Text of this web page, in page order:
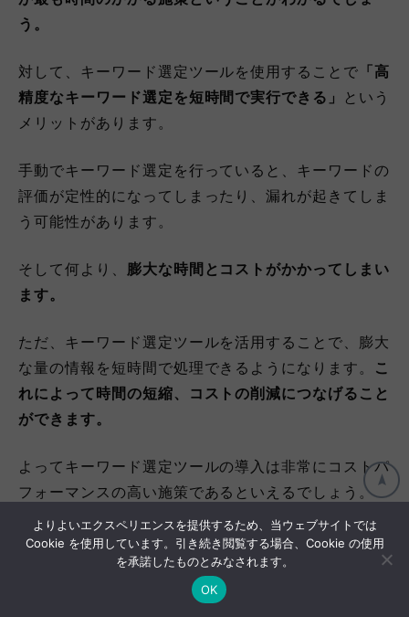
う。
対して、キーワード選定ツールを使用することで 「高
精度なキーワード選定を短時間で実行できる」
という
メリットがあります。
手動でキーワード選定を行っていると、キーワードの
評価が定性的になってしまったり、漏れが起きてしま
う可能性があります。
そして何より、 膨大な時間とコストがかかってしまい
ます。
ただ、キーワード選定ツールを活用することで、膨大
な量の情報を短時間で処理できるようになります。 こ
れによって時間の短縮、コストの削減につなげること
ができます。
よってキーワード選定ツールの導入は非常にコストパ
フォーマンスの高い施策であるといえるでしょう。
データの正確性と深さ
よりよいエクスペリエンスを提供するため、当ウェブサイトでは
Cookie を使用しています。引き続き閲覧する場合、Cookie の使用
を承諾したものとみなされます。
OK